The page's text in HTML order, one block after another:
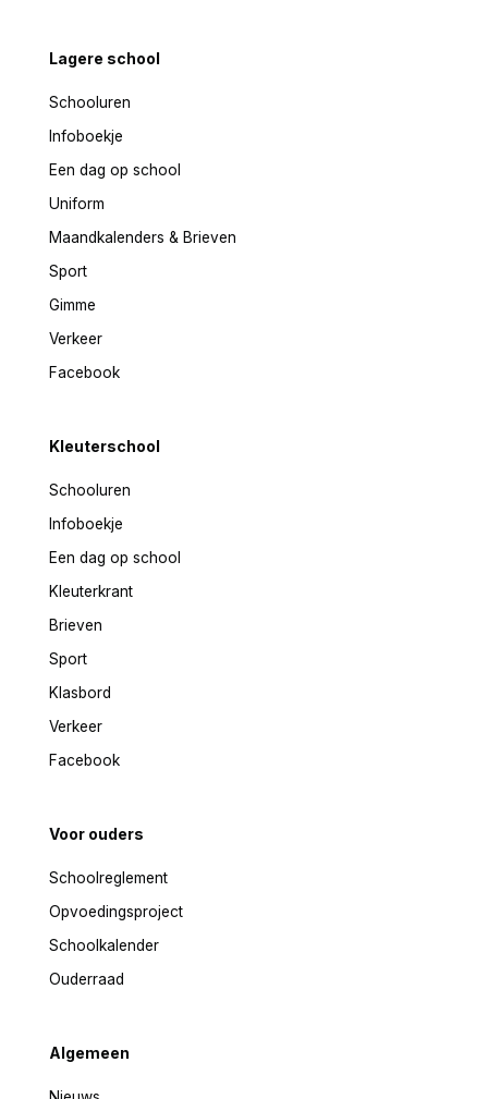
Lagere school
Schooluren
Infoboekje
Een dag op school
Uniform
Maandkalenders & Brieven
Sport
Gimme
Verkeer
Facebook
Kleuterschool
Schooluren
Infoboekje
Een dag op school
Kleuterkrant
Brieven
Sport
Klasbord
Verkeer
Facebook
Voor ouders
Schoolreglement
Opvoedingsproject
Schoolkalender
Ouderraad
Algemeen